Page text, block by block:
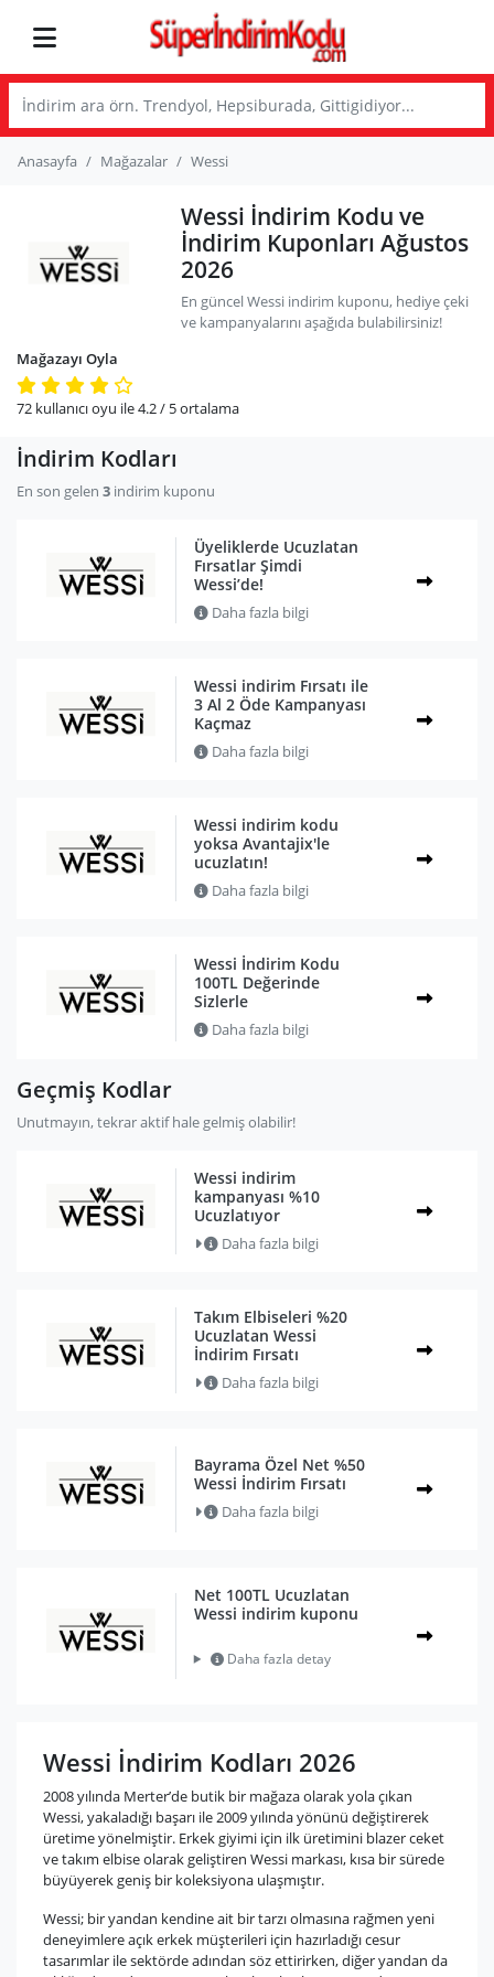
Anasayfa Mağazalar Wessi
Mağazayı Oyla
72 kullanıcı oyu ile4.2/ 5ortalama
Wessi İndirim Kodu ve
İndirim Kuponları Ağustos
2026
En güncel Wessi indirim kuponu, hediye çeki
ve kampanyalarını aşağıda bulabilirsiniz!
İndirim Kodları
En son gelen 3 indirim kuponu
Üyeliklerde Ucuzlatan
Fırsatlar Şimdi
Wessi’de!
Daha fazla bilgi
Wessi indirim Fırsatı ile
3 Al 2 Öde Kampanyası
Kaçmaz
Daha fazla bilgi
Wessi indirim kodu
yoksa Avantajix'le
ucuzlatın!
Daha fazla bilgi
Wessi İndirim Kodu
100TL Değerinde
Sizlerle
Daha fazla bilgi
Geçmiş Kodlar
Unutmayın, tekrar aktif hale gelmiş olabilir!
Wessi indirim
kampanyası %10
Ucuzlatıyor
Daha fazla bilgi
Takım Elbiseleri %20
Ucuzlatan Wessi
İndirim Fırsatı
Daha fazla bilgi
Bayrama Özel Net %50
Wessi İndirim Fırsatı
Daha fazla bilgi
Net 100TL Ucuzlatan
Wessi indirim kuponu
Daha fazla detay
Wessi İndirim Kodları 2026
2008 yılında Merter’de butik bir mağaza olarak yola çıkan
Wessi, yakaladığı başarı ile 2009 yılında yönünü değiştirerek
üretime yönelmiştir. Erkek giyimi için ilk üretimini blazer ceket
ve takım elbise olarak geliştiren Wessi markası, kısa bir sürede
büyüyerek geniş bir koleksiyona ulaşmıştır.
Wessi; bir yandan kendine ait bir tarzı olmasına rağmen yeni
deneyimlere açık erkek müşterileri için hazırladığı cesur
tasarımlar ile sektörde adından söz ettirirken, diğer yandan da